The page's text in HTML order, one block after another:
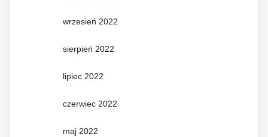
wrzesień 2022
sierpień 2022
lipiec 2022
czerwiec 2022
maj 2022